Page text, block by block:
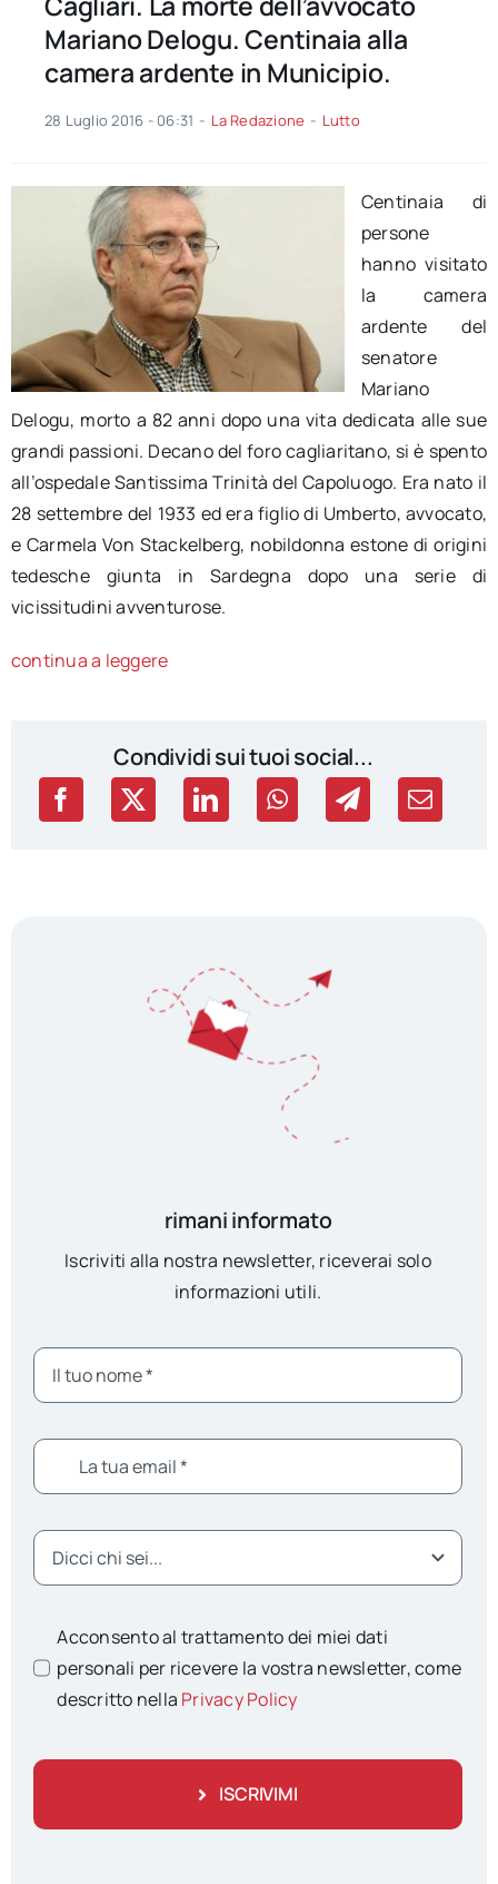
Mariano Delogu. Centinaia alla
camera ardente in Municipio.
28 Luglio 2016 - 06:31 - La Redazione - Lutto
Centinaia di
persone
hanno visitato
la camera
ardente del
senatore
Mariano
Delogu, morto a 82 anni dopo una vita dedicata alle sue
grandi passioni. Decano del foro cagliaritano, si è spento
all’ospedale Santissima Trinità del Capoluogo. Era nato il
28 settembre del 1933 ed era figlio di Umberto, avvocato,
e Carmela Von Stackelberg, nobildonna estone di origini
tedesche giunta in Sardegna dopo una serie di
vicissitudini avventurose.
continua a leggere
Condividi sui tuoi social...
rimani informato
Iscriviti alla nostra newsletter, riceverai solo
informazioni utili.
Acconsento al trattamento dei miei dati
personali per ricevere la vostra newsletter, come
descritto nella Privacy Policy
ISCRIVIMI